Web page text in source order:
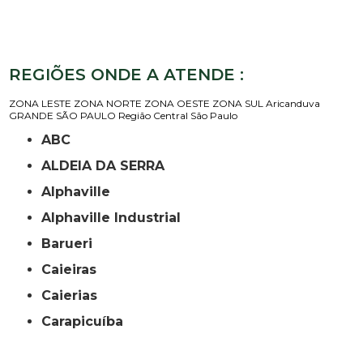
REGIÕES ONDE A ATENDE :
ZONA LESTE ZONA NORTE ZONA OESTE ZONA SUL Aricanduva
GRANDE SÃO PAULO Região Central São Paulo
ABC
ALDEIA DA SERRA
Alphaville
Alphaville Industrial
Barueri
Caieiras
Caierias
Carapicuíba